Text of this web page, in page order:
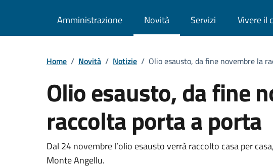
Amministrazione Novità Servizi Vivere il
Home / Novità / Notizie / Olio esausto, da fine novembre la
Olio esausto, da fine
raccolta porta a porta
Dettagli della notizia
Dal 24 novembre l’olio esausto verrà raccolto casa per
Monte Angellu.